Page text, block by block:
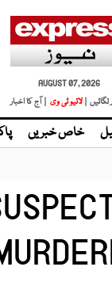
AUGUST 07, 2026
لگائیں |
| آج کا اخبار
خاص خبریں